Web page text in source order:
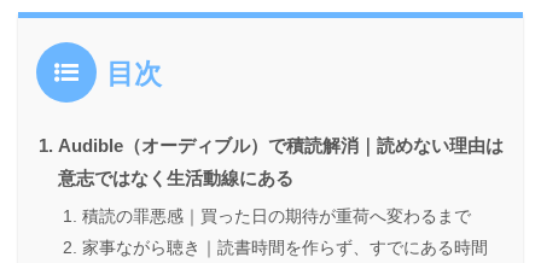
目次
Audible（オーディブル）で積読解消｜読めない理由は
意志ではなく生活動線にある
積読の罪悪感｜買った日の期待が重荷へ変わるまで
家事ながら聴き｜読書時間を作らず、すでにある時間